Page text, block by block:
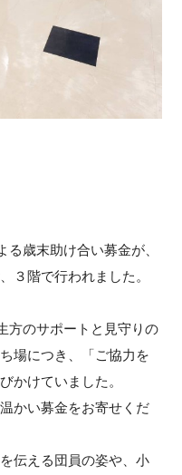
歳末助け合い募金が、
３階で行われました。
方のサポートと見守りの
場につき、「ご協力を
かけていました。
かい募金をお寄せくだ
伝える団員の姿や、小